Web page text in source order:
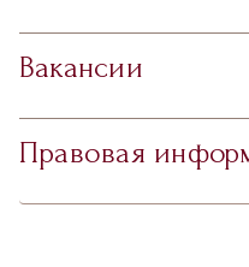
Вакансии
Правовая